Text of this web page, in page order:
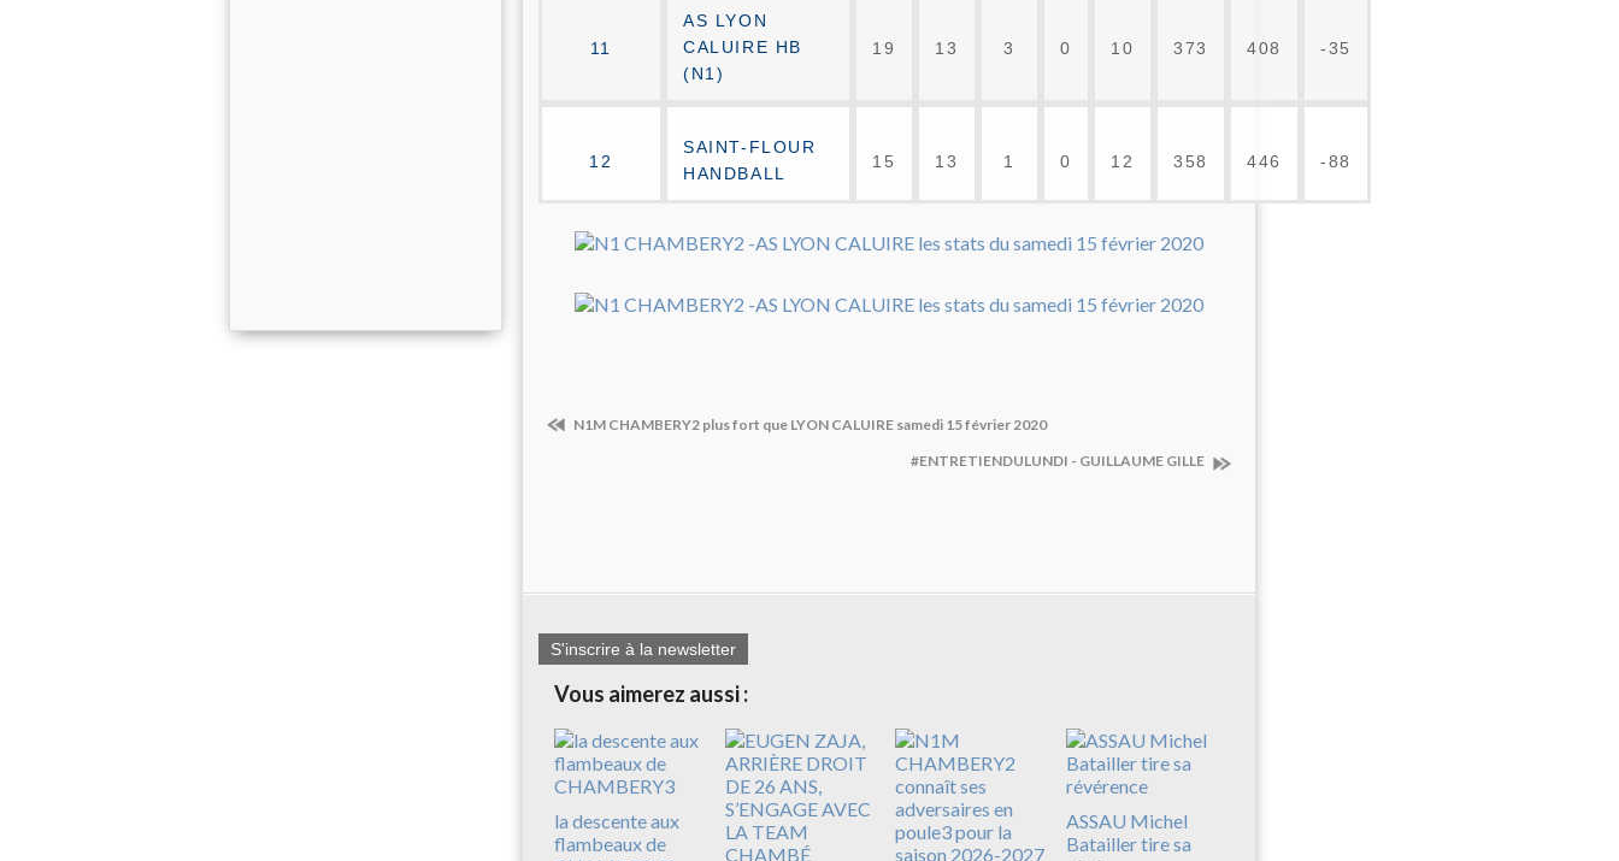
11
AS LYON
CALUIRE HB
(N1)
19 13 3 0 10 373 408 -35
12
SAINT-FLOUR
HANDBALL
15 13 1 0 12 358 446 -88
N1M CHAMBERY2 plus fort que LYON CALUIRE samedi 15 février 2020
#ENTRETIENDULUNDI - GUILLAUME GILLE
S'inscrire à la newsletter
Vous aimerez aussi :
la descente aux
flambeaux de
ASSAU Michel
Batailler tire sa